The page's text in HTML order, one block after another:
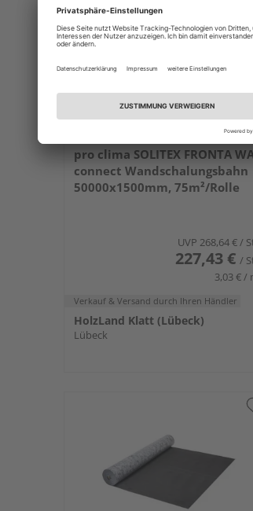
pro clima SOLITEX FRONTA
connect Wandschalungsbahn
50000x1500mm, 75m²/Rolle
UVP 268,64 € /
227,43 € /
3,03 € /
Verkauf & Versand durch Ihren Händler
HolzLand Klatt (Lübeck)
Lübeck